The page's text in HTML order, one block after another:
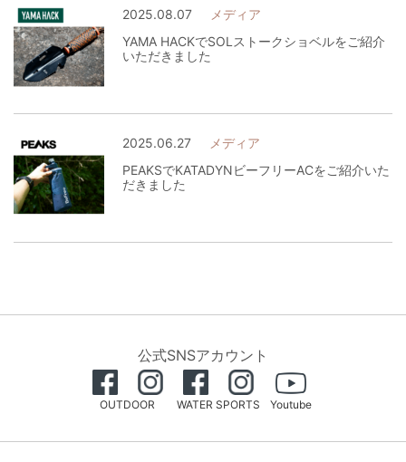
2025.08.07
メディア
YAMA HACKでSOLストークショベルをご紹介
いただきました
2025.06.27
メディア
PEAKSでKATADYNビーフリーACをご紹介いた
だきました
公式SNSアカウント
OUTDOOR WATER SPORTS Youtube